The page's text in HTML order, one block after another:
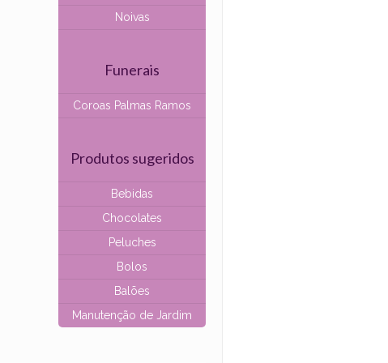
Noivas
Funerais
Coroas Palmas Ramos
Produtos sugeridos
Bebidas
Chocolates
Peluches
Bolos
Balões
Manutenção de Jardim